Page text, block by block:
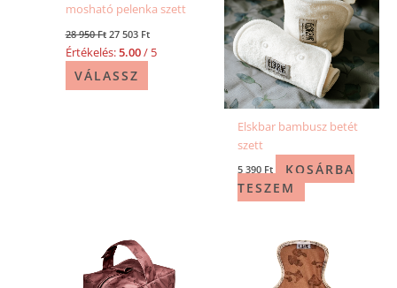
mosható pelenka szett
28 950Ft 27 503 Ft
Értékelés:5.00/ 5
VÁLASSZ
Elskbar bambusz betét
szett
5 390 Ft
KOSÁRBA
TESZEM